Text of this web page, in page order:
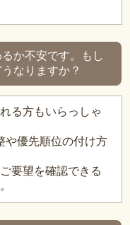
か不安です。もし
なりますか？
る方もいらっしゃ
や優先順位の付け方
要望を確認できる